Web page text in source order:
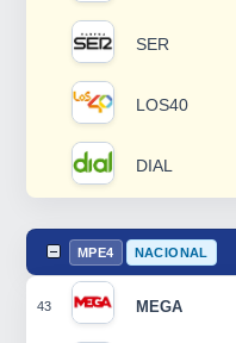
SER
LOS40
DIAL
MPE4 NACIONAL
43 MEGA